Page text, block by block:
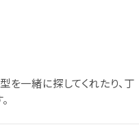
を一緒に探してくれたり、丁